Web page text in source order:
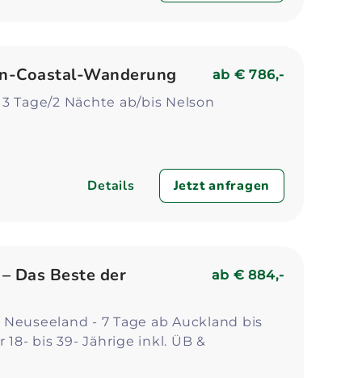
Coastal-Wanderung ab € 786,-
Tage/2 Nächte ab/bis Nelson
Details Jetzt anfragen
Das Beste der
ab € 884,-
- 7 Tage ab Auckland bis
bis 39- Jährige inkl. ÜB &